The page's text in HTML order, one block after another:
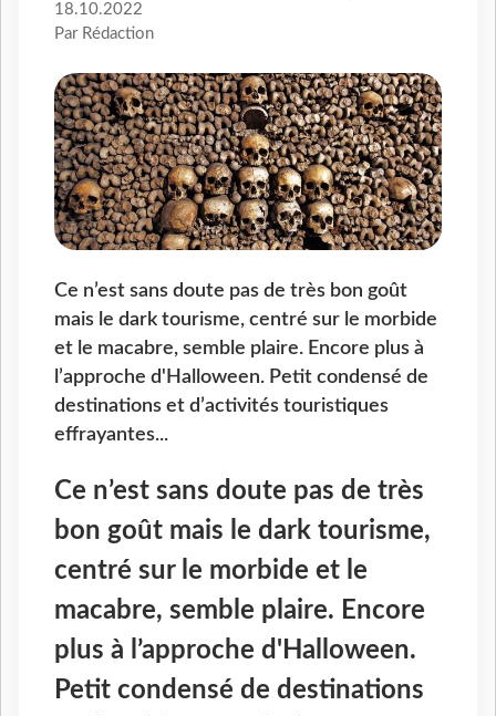
18.10.2022
Par Rédaction
Ce n’est sans doute pas de très bon goût
mais le dark tourisme, centré sur le morbide
et le macabre, semble plaire. Encore plus à
l’approche d'Halloween. Petit condensé de
destinations et d’activités touristiques
effrayantes...
Ce n’est sans doute pas de très
bon goût mais le dark tourisme,
centré sur le morbide et le
macabre, semble plaire. Encore
plus à l’approche d'Halloween.
Petit condensé de destinations